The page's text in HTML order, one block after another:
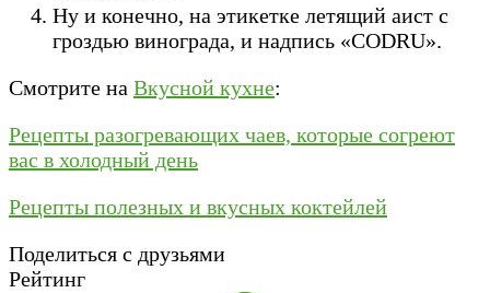
Ну и конечно, на этикетке летящий аист с
гроздью винограда, и надпись «CODRU».
Смотрите на Вкусной кухне:
Рецепты разогревающих чаев, которые согреют
вас в холодный день
Рецепты полезных и вкусных коктейлей
Поделиться с друзьями
Рейтинг